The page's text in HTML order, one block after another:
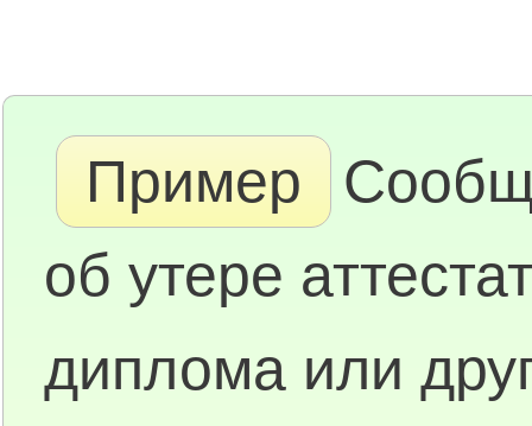
Пример
об утере
диплома или